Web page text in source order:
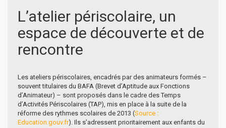
L’atelier périscolaire, un
espace de découverte et de
rencontre
Les ateliers périscolaires, encadrés par des animateurs formés –
souvent titulaires du BAFA (Brevet d’Aptitude aux Fonctions
d’Animateur) – sont proposés dans le cadre des Temps
d’Activités Périscolaires (TAP), mis en place à la suite de la
réforme des rythmes scolaires de 2013 (Source :
Education.gouv.fr). Ils s’adressent prioritairement aux enfants du